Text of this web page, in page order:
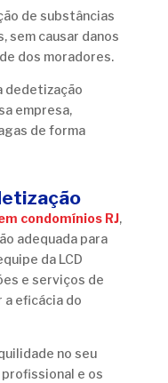
de substâncias
sem causar danos
dos moradores.
dedetização
empresa,
de forma
condomínios RJ,
adequada para
da LCD
e serviços de
a eficácia do
no seu
e os